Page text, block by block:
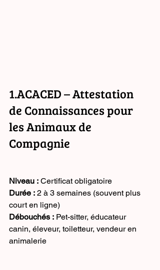
1.ACACED – Attestation
de Connaissances pour
les Animaux de
Compagnie
Niveau : Certificat obligatoire
Durée : 2 à 3 semaines (souvent plus
court en ligne)
Débouchés : Pet-sitter, éducateur
canin, éleveur, toiletteur, vendeur en
animalerie